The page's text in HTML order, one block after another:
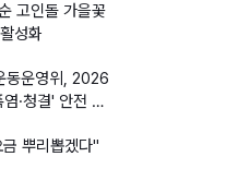
고인돌 가을꽃
성화
동운영위, 2026
·청결' 안전 캠
뿌리뽑겠다"